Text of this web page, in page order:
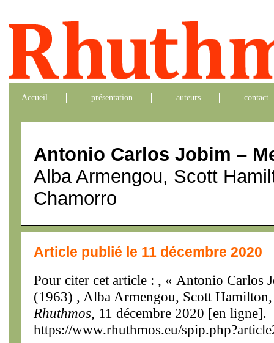
Accueil présentation auteurs contact
Antonio Carlos Jobim –
Alba Armengou, Scott
Chamorro
Article publié le 11 décembre 2020
Pour citer cet article : , « Antonio Carlos
(1963) , Alba Armengou, Scott
Rhuthmos, 11 décembre 2020 [en ligne].
https://www.rhuthmos.eu/